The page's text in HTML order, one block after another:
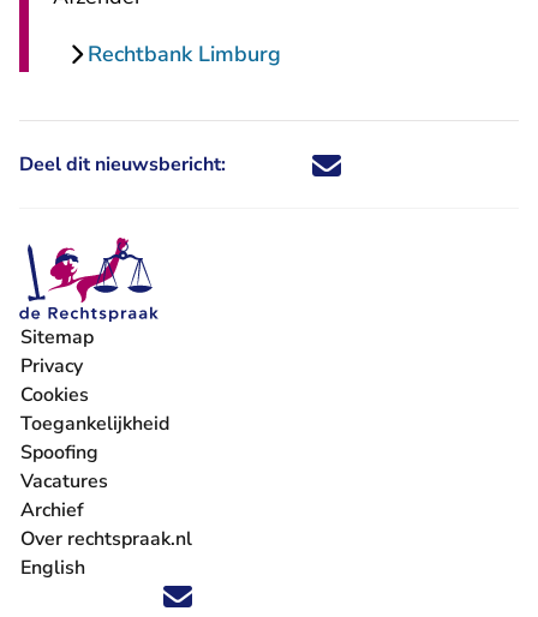
Rechtbank Limburg
Deel dit nieuwsbericht: Deel dit nieuwsbericht via X -
Deel dit nieuwsbericht via
Deel dit nieuwsbericht
Deel dit
Volg ons op X (Twitter) - U verlaat Rechtspraak.nl
Volg ons op Facebook - U verlaat Rechtspraak.nl
Volg ons op Instagram - U verlaat Rechtspraak.nl
Volg ons op Youtube - U verlaat Rechtspraak.nl
Volg ons op LinkedIn - U verlaat
'Blijf op de hoogte' nieuwsbrief - U verlaat
Sitemap
Privacy
Cookies
Toegankelijkheid
Spoofing
Vacatures
- U verlaat Rechtspraak.nl
Archief
Over rechtspraak.nl
English